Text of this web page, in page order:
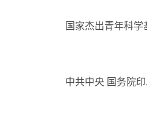
国家杰出青年科
中共中央 国务院